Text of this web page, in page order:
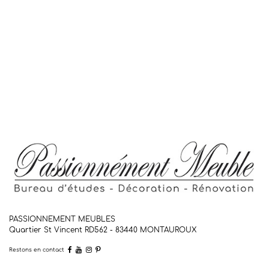
PASSIONNEMENT MEUBLES
Quartier St Vincent RD562 - 83440 MONTAUROUX
Restons en contact